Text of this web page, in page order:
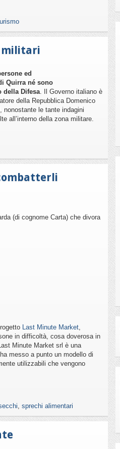
militari
ed
Quirra né sono
della Difesa. Il Governo italiano è
della Repubblica Domenico
nonostante le tante indagini
all’interno della zona militare.
(di cognome Carta) che divora
Last Minute Market,
in difficoltà, cosa doverosa in
Minute Market srl è una
messo a punto un modello di
utilizzabili che vengono
, sprechi alimentari